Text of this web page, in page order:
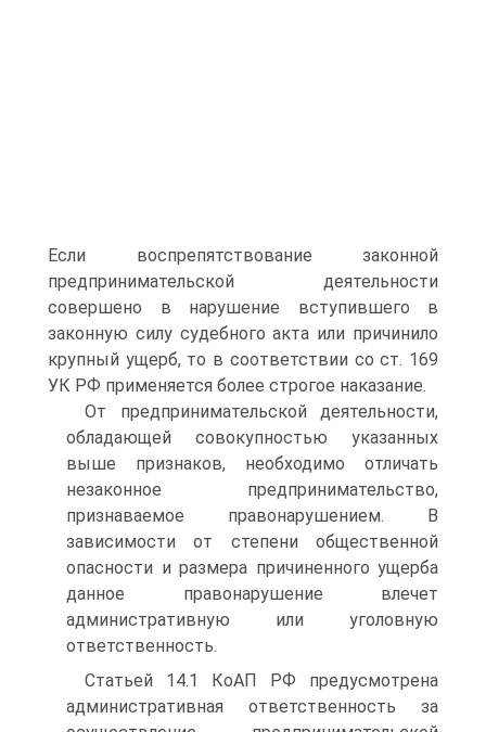
Если воспрепятствование законной
предпринимательской деятельности
совершено в нарушение вступившего в
законную силу судебного акта или причинило
крупный ущерб, то в соответствии со ст. 169
УК РФ применяется более строгое наказание.
От предпринимательской деятельности,
обладающей совокупностью указанных
выше признаков, необходимо отличать
незаконное предпринимательство,
признаваемое правонарушением. В
зависимости от степени общественной
опасности и размера причиненного ущерба
данное правонарушение влечет
административную или уголовную
ответственность.
Статьей 14.1 КоАП РФ предусмотрена
административная ответственность за